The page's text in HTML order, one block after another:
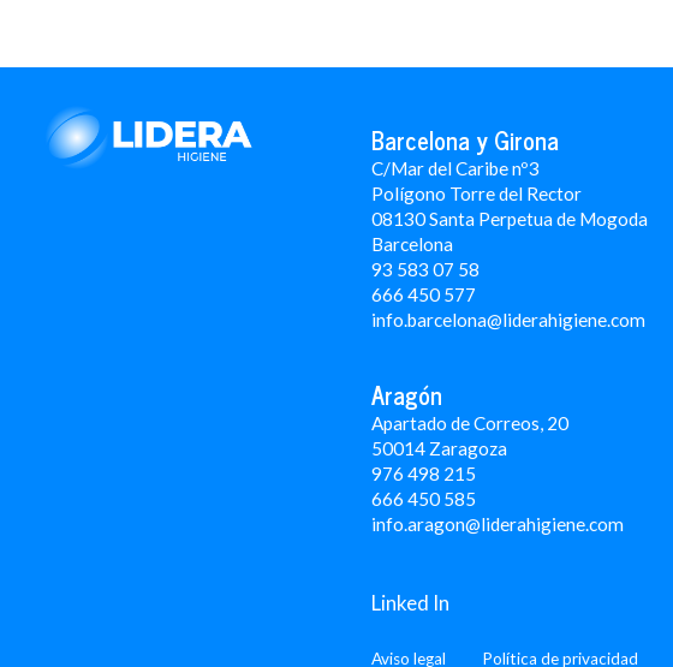
Barcelona y Girona
C/Mar del Caribe nº3
Polígono Torre del Rector
08130 Santa Perpetua de Mogoda
Barcelona
93 583 07 58
666 450 577
info.barcelona@liderahigiene.com
Aragón
Apartado de Correos, 20
50014 Zaragoza
976 498 215
666 450 585
info.aragon@liderahigiene.com
Linked In
Aviso legal Política de privacidad